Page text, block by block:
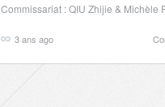
Commissariat : QIU Zhijie & Michèle
3 ans ago